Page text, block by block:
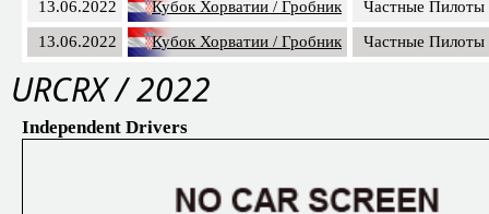
13.06.2022
Кубок Хорватии / Гробник
Частные Пилоты
13.06.2022
Кубок Хорватии / Гробник Частные Пилоты
URCRX / 2022
Independent Drivers